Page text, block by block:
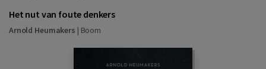
Het nut van foute denkers
Arnold Heumakers | Boom